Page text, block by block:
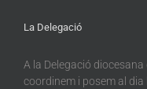
La Delegació
A la Delegació
coordinem i posem al